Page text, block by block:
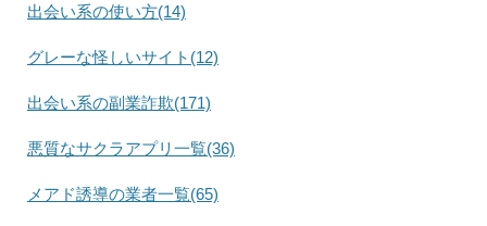
出会い系の使い方(14)
グレーな怪しいサイト(12)
出会い系の副業詐欺(171)
悪質なサクラアプリ一覧(36)
メアド誘導の業者一覧(65)